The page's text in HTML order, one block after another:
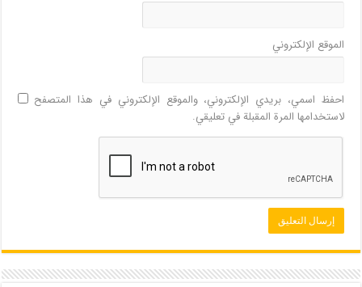
الموقع الإلكتروني
احفظ اسمي، بريدي الإلكتروني، والموقع الإلكتروني في هذا المتصفح
لاستخدامها المرة المقبلة في تعليقي.